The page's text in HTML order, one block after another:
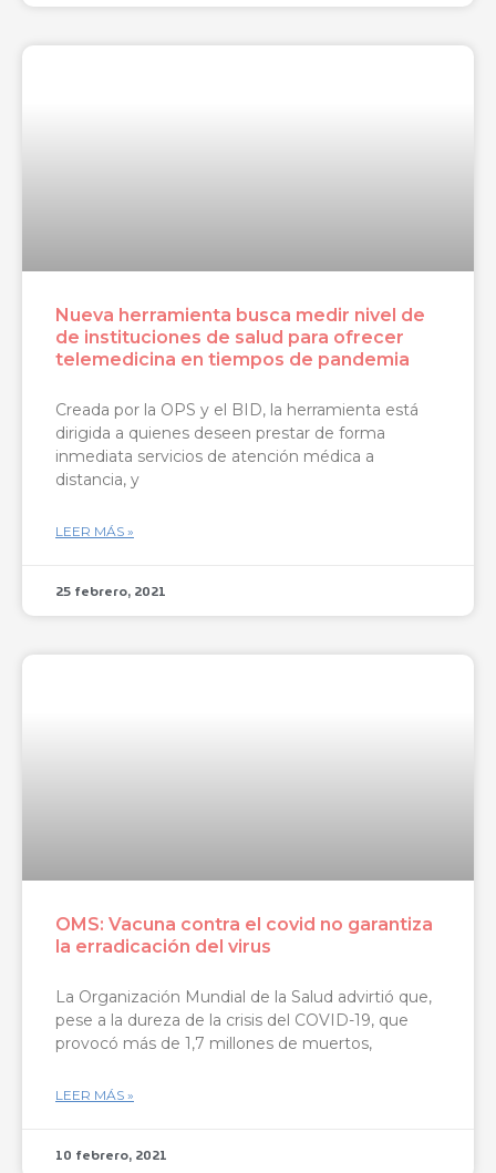
Nueva herramienta busca medir nivel de
de instituciones de salud para ofrecer
telemedicina en tiempos de pandemia
Creada por la OPS y el BID, la herramienta está
dirigida a quienes deseen prestar de forma
inmediata servicios de atención médica a
distancia, y
LEER MÁS »
25 febrero, 2021
OMS: Vacuna contra el covid no garantiza
la erradicación del virus
La Organización Mundial de la Salud advirtió que,
pese a la dureza de la crisis del COVID-19, que
provocó más de 1,7 millones de muertos,
LEER MÁS »
10 febrero, 2021